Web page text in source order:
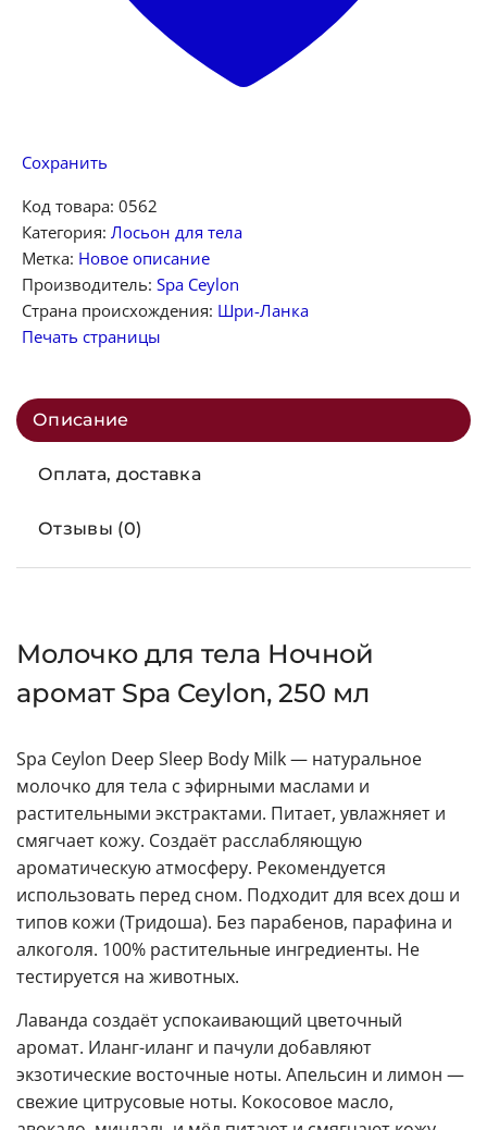
Сохранить
Код товара: 0562
Категория: Лосьон для тела
Метка: Новое описание
Производитель: Spa Ceylon
Страна происхождения: Шри-Ланка
Печать страницы
Описание
Оплата, доставка
Отзывы (0)
Молочко для тела Ночной
аромат Spa Ceylon, 250 мл
Spa Ceylon Deep Sleep Body Milk — натуральное
молочко для тела с эфирными маслами и
растительными экстрактами. Питает, увлажняет и
смягчает кожу. Создаёт расслабляющую
ароматическую атмосферу. Рекомендуется
использовать перед сном. Подходит для всех дош и
типов кожи (Тридоша). Без парабенов, парафина и
алкоголя. 100% растительные ингредиенты. Не
тестируется на животных.
Лаванда создаёт успокаивающий цветочный
аромат. Иланг-иланг и пачули добавляют
экзотические восточные ноты. Апельсин и лимон —
свежие цитрусовые ноты. Кокосовое масло,